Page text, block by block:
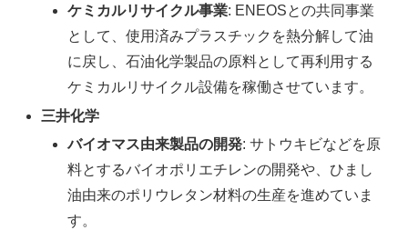
ケミカルリサイクル事業: ENEOSとの共同事業
として、使用済みプラスチックを熱分解して油
に戻し、石油化学製品の原料として再利用する
ケミカルリサイクル設備を稼働させています。
三井化学
バイオマス由来製品の開発: サトウキビなどを原
料とするバイオポリエチレンの開発や、ひまし
油由来のポリウレタン材料の生産を進めていま
す。